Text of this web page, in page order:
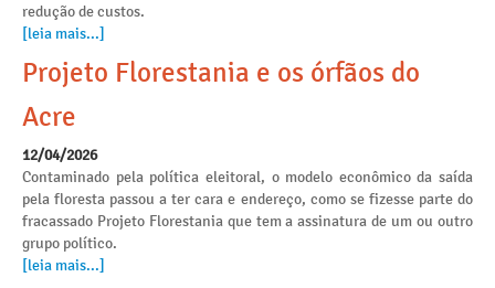
redução de custos.
[leia mais...]
Projeto Florestania e os órfãos do
Acre
12/04/2026
Contaminado pela política eleitoral, o modelo econômico da saída
pela floresta passou a ter cara e endereço, como se fizesse parte do
fracassado Projeto Florestania que tem a assinatura de um ou outro
grupo político.
[leia mais...]